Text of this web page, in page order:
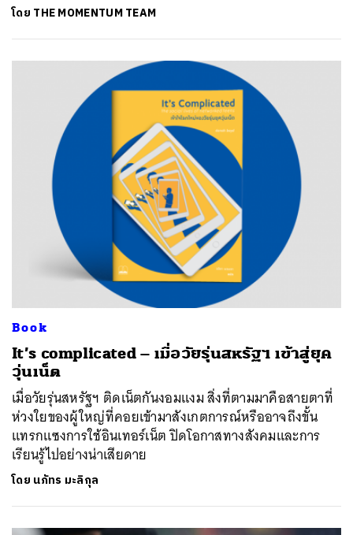
โดย THE MOMENTUM TEAM
Book
It’s complicated – เมื่อวัยรุ่นสหรัฐฯ เข้าสู่ยุค
วุ่นเน็ต
เมื่อวัยรุ่นสหรัฐฯ ติดเน็ตกันงอมแงม สิ่งที่ตามมาคือสายตาที่
ห่วงใยของผู้ใหญ่ที่คอยเข้ามาสังเกตการณ์หรืออาจถึงขั้น
แทรกแซงการใช้อินเทอร์เน็ต ปิดโอกาสทางสังคมและการ
เรียนรู้ไปอย่างน่าเสียดาย
โดย นภัทร มะลิกุล